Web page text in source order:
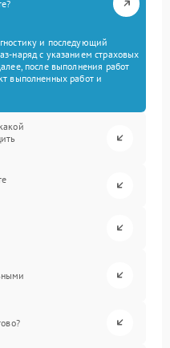
и последующий
наряд с указанием страховых
после выполнения работ
выполненных работ и